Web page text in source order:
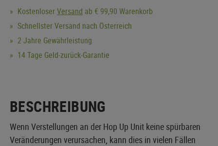
KostenloserVersand ab € 99,90 Warenkorb
Schnellster Versand nach Österreich
2 Jahre Gewährleistung
14 Tage Geld-zurück-Garantie
BESCHREIBUNG
Wenn Verstellungen an der Hop Up Unit keine spürbaren
Veränderungen verursachen, kann dies in vielen Fällen